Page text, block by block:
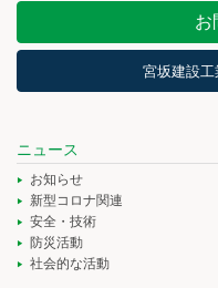
お
宮坂建設
ニュース
お知らせ
新型コロナ関連
安全・技術
防災活動
社会的な活動